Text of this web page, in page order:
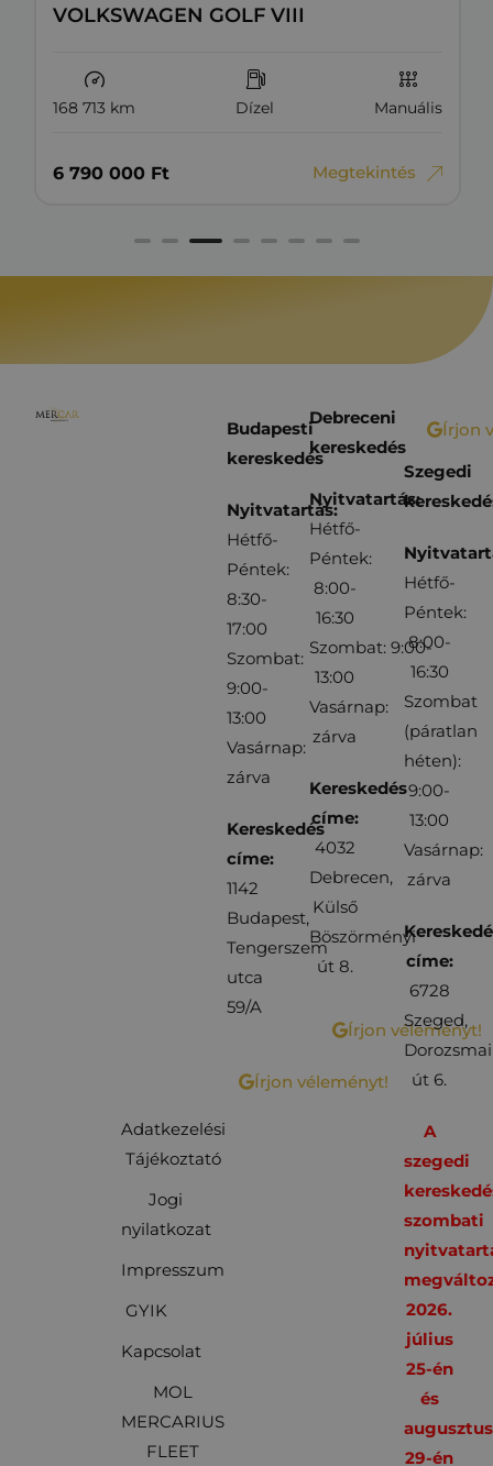
VOLKSWAGEN GOLF VIII
168 713 km Dízel Manuális
6‏‏‎ ‎790‏‏‎ ‎000 Ft Megtekintés
Adatkezelési
Tájékoztató
Jogi
nyilatkozat
Impresszum
GYIK
Kapcsolat
MOL
MERCARIUS
FLEET
Budapesti
kereskedés
Nyitvatartás:
Hétfő-
Péntek:
8:30-
17:00
Szombat:
9:00-
13:00
Vasárnap:
zárva
Kereskedés
címe:
1142
Budapest,
Tengerszem
utca
59/A
Írjon véleményt!
Debreceni
kereskedés
Nyitvatartás:
Hétfő-
Péntek:
8:00-
16:30
Szombat: 9:00-
13:00
Vasárnap:
zárva
Kereskedés
címe:
4032
Debrecen,
Külső
Böszörményi
út 8.
Írjon véleményt!
Írjon
Szegedi
Hétfő-
Péntek:
8:00-
16:30
Szombat
(páratlan
héten):
9:00-
13:00
Vasárnap:
zárva
címe:
6728
Szeged,
Dorozsmai
út 6.
A
szegedi
szombati
2026.
július
25-én
és
augusztus
29-én